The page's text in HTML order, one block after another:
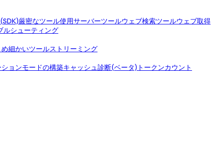
厳密なツール使用サーバーツールウェブ検索ツールウェブ取得
ルシューティング
め細かいツールストリーミング
ョンモードの構築キャッシュ診断(ベータ) トークンカウント